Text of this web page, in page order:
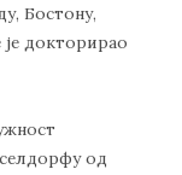
Бостону,
докторирао
од